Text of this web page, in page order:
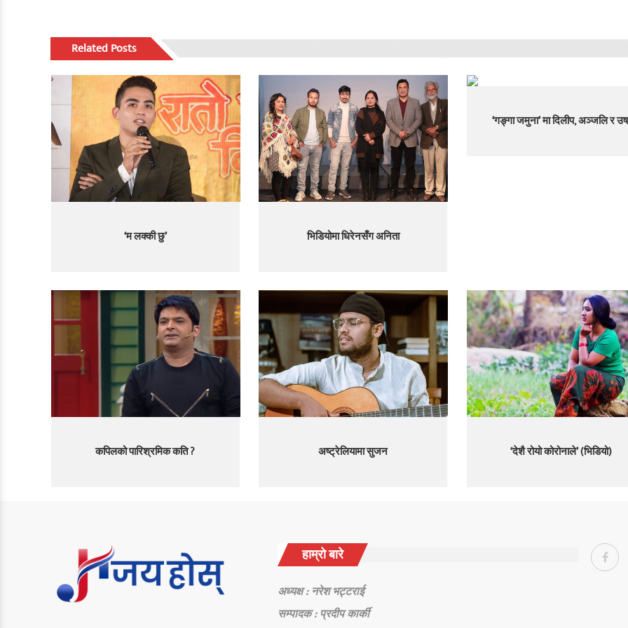
Related Posts
‘म लक्की छु’ भिडियोमा धिरेनसँग अनिता
‘गङ्गा जमुना’ मा दिलीप, अञ्जलि र
कपिलको पारिश्रमिक कति ? अष्ट्रेलियामा सुजन ‘देशै रोयो कोरोनाले’ (भिडियो)
हाम्रो बारे
अध्यक्ष : नरेश भट्टराई
सम्पादक : प्रदीप कार्की